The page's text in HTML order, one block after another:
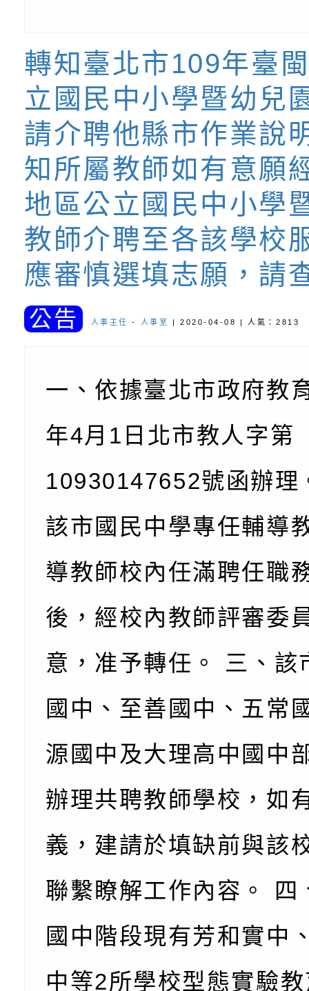
「HELLO新鮮人」
養練習題」、「青少
書會」、「親密關係
坊」、「祖孫樂淘桃
徵件活動」海報
年─青春專案」LED
字稿
為配合政府政策宣導
者權益暨落實保護青
環境
檢送桃園市政府LED
字稿及LCD託播影片
有關桃園市政府家庭
服務資源資訊
檢送桃園市政府LED
字稿及LCD託播影（
函轉有關身心障礙者
（CRPD）第三次國
約專要文件及附件英
檢送行政院新聞傳播
月份公共服務政策溝
訊
轉知教育部國民及學
辦理「115年度促進
緒學習知能研習」
檢送桃園市政府LED
字稿及LCD託播影片
函轉有關本府新聞處
份及道安宣導影像素
設置防災(颱)專區」
信誼基金會於6／27
【打噴嚏、流鼻水、
0-8歲抗過敏照護指
童過敏免疫專家 林
講】親職講座
檢送桃園市政府LED
字稿及LCD託播影片
檢送桃園市政府家庭
「小桃家6月課程資
約幸福生活-婚前教
坊」、「幸福婚姻系
座」、「2026開心
家庭好時光」海報
檢送桃園市政府LED
字稿及LCD託播影（
轉知財團法人天主教
立蘆葦啟智中心辦理
而立》蘆葦三十．創
成果分享會
有關桃園市桃園區西
學辦理115年度區域
充實方案：「視」
覺暫留創意應用與實
檢送桃園市政府LED
字稿及LCD託播影（
有關桃園市桃園區新
學辦理115年度區域
充實方案：「怪創劇
角色驅動的聲音與故
「學生申訴及再申訴
關事項
檢送行政院新聞傳播
月份公共服務政策溝
訊
台北松山文創園區5
「櫻桃小丸子原作40
展」
檢送桃園市政府LED
字稿及LCD託播影（
轉知國立臺灣師範大
「115學年度身心障
知能研習」
檢送桃園市政府LED
字稿
函轉國立臺灣師範大
「115學年度身心障
知能研習」
有關桃園市八德區大
學辦理「音樂班第27
檢送桃園市政府家庭
轉知臺北市109年臺
立國民中小學暨幼兒
請介聘他縣市作業說
知所屬教師如有意願
地區公立國民中小學
教師介聘至各該學校
應審慎選填志願，請
公告 人事主任 - 人事室 | 2020-04-08 | 人氣：2813
一、依據臺北市政府教
年4月1日北市教人字第
10930147652號函辦理
該市國民中學專任輔導
導教師校內任滿聘任職
後，經校內教師評審委
意，准予轉任。 三、該
國中、至善國中、五常
源國中及大理高中國中
辦理共聘教師學校，如
義，建請於填缺前與該
聯繫瞭解工作內容。 四
國中階段現有芳和實中
中等2所學校型態實驗